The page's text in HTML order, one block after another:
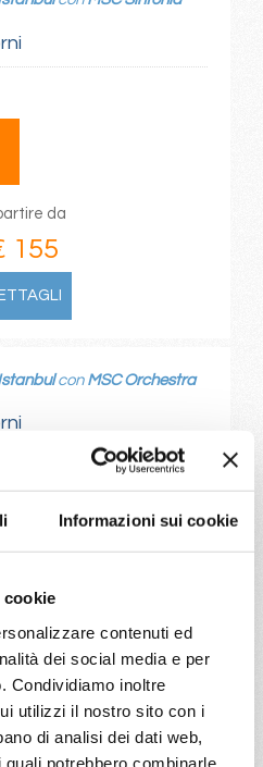
Informazioni sui cookie
contenuti ed
dei social media e per
Condividiamo inoltre
utilizzi il nostro sito con i
di analisi dei dati web,
potrebbero combinarle
da
155
con MSC Orchestra
da
155
Sao paulo (santos) conMSC